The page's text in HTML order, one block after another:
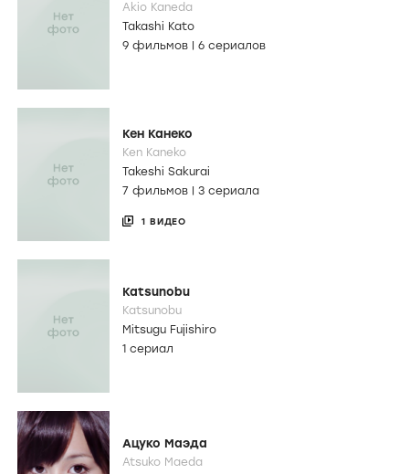
Akio Kaneda
Takashi Kato
9 фильмов
6 сериалов
Кен Канеко
Ken Kaneko
Takeshi Sakurai
7 фильмов | 3 сериала
1 ВИДЕО
Katsunobu
Katsunobu
Mitsugu Fujishiro
1 сериал
Ацуко Маэда
Atsuko Maeda